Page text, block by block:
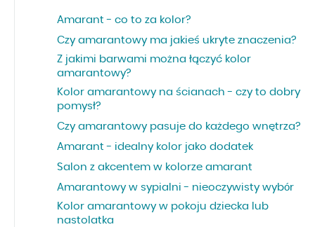
Amarant - co to za kolor?
Czy amarantowy ma jakieś ukryte znaczenia?
Z jakimi barwami można łączyć kolor
amarantowy?
Kolor amarantowy na ścianach - czy to dobry
pomysł?
Czy amarantowy pasuje do każdego wnętrza?
Amarant - idealny kolor jako dodatek
Salon z akcentem w kolorze amarant
Amarantowy w sypialni - nieoczywisty wybór
Kolor amarantowy w pokoju dziecka lub
nastolatka